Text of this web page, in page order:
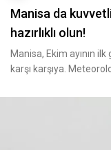
Manisa da
hazırlıklı olun!
Manisa, Ekim ayının
karşı karşıya.